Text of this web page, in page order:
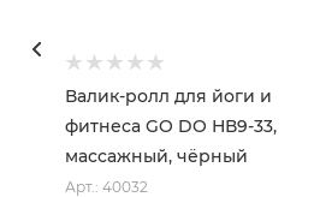
Валик-ролл для йоги и
фитнеса GO DO НВ9-33,
массажный, чёрный
Арт.: 40032